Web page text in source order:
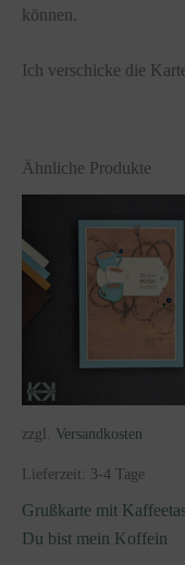
können.
Ich verschicke die
Ähnliche Produkte
zzgl. Versandkosten
Lieferzeit: 3-4 Tage
Grußkarte mit
Du bist mein Koffein